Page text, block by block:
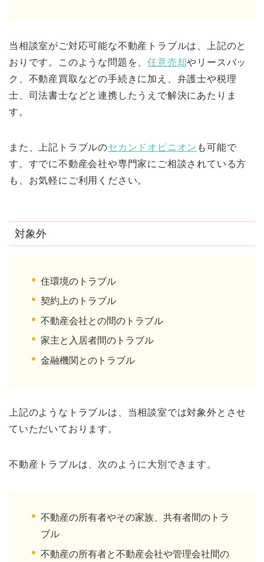
当相談室がご対応可能な不動産トラブルは、上記のと
おりです。このような問題を、任意売却やリースバッ
ク、不動産買取などの手続きに加え、弁護士や税理
士、司法書士などと連携したうえで解決にあたりま
す。
また、上記トラブルのセカンドオピニオン も可能で
す。すでに不動産会社や専門家にご相談されている方
も、お気軽にご利用ください。
対象外
住環境のトラブル
契約上のトラブル
不動産会社との間のトラブル
家主と入居者間のトラブル
金融機関とのトラブル
上記のようなトラブルは、当相談室では対象外とさせ
ていただいております。
不動産トラブルは、次のように大別できます。
不動産の所有者やその家族、共有者間のトラ
ブル
不動産の所有者と不動産会社や管理会社間の